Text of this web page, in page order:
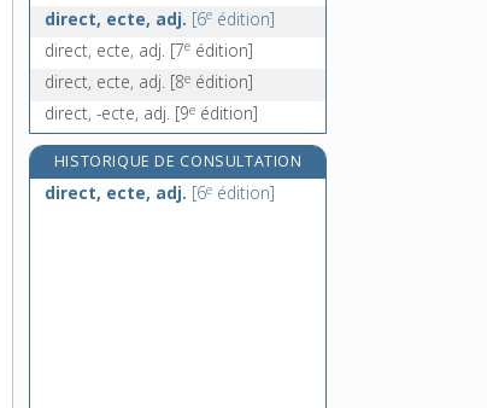
direct, ecte, adj. [6e édition]
direct, ecte, adj. [7e édition]
direct, ecte, adj. [8e édition]
direct, -ecte, adj. [9e édition]
HISTORIQUE DE CONSULTATION
direct, ecte, adj. [6e édition]